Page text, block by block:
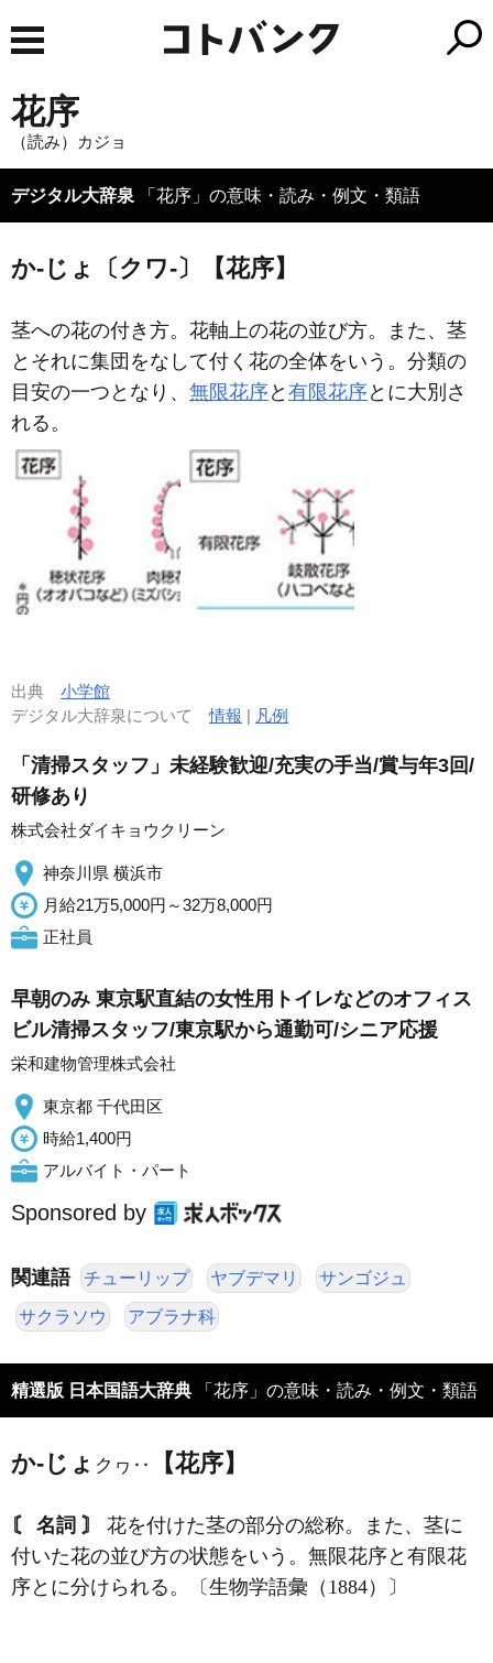
花序
（読み）カジョ
デジタル大辞泉 「花序」の意味・読み・例文・類語
か‐じょ〔クワ‐〕【花序】
茎への花の付き方。花軸上の花の並び方。また、茎
とそれに集団をなして付く花の全体をいう。分類の
目安の一つとなり、 無限花序と 有限花序とに大別さ
れる。
出典 小学館
デジタル大辞泉について情報 | 凡例
「清掃スタッフ」未経験歓迎/充実の手当/賞与年3回/
研修あり
株式会社ダイキョウクリーン
神奈川県 横浜市
月給21万5,000円～32万8,000円
正社員
早朝のみ 東京駅直結の女性用トイレなどのオフィス
ビル清掃スタッフ/東京駅から通勤可/シニア応援
栄和建物管理株式会社
東京都 千代田区
時給1,400円
アルバイト・パート
Sponsored by
関連語 チューリップ ヤブデマリ サンゴジュ
サクラソウ アブラナ科
精選版 日本国語大辞典 「花序」の意味・読み・例文・類語
か‐じょ クヮ‥ 【花序】
〘 名詞 〙
花を付けた茎の部分の総称。また、茎に
付いた花の並び方の状態をいう。無限花序と有限花
序とに分けられる。〔生物学語彙（1884）〕